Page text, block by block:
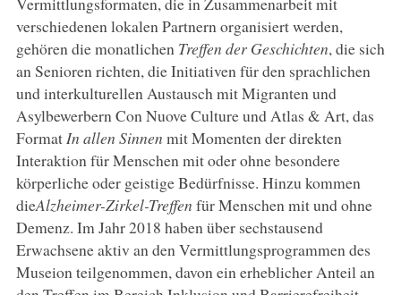
verschiedenen lokalen Partnern organisiert werden,
gehören die monatlichen Treffen der Geschichten, die sich
an Senioren richten, die Initiativen für den sprachlichen
und interkulturellen Austausch mit Migranten und
Asylbewerbern Con Nuove Culture und Atlas & Art, das
Format In allen Sinnen mit Momenten der direkten
Interaktion für Menschen mit oder ohne besondere
körperliche oder geistige Bedürfnisse. Hinzu kommen
dieAlzheimer-Zirkel-Treffen für Menschen mit und ohne
Demenz. Im Jahr 2018 haben über sechstausend
Erwachsene aktiv an den Vermittlungsprogrammen des
Museion teilgenommen, davon ein erheblicher Anteil an